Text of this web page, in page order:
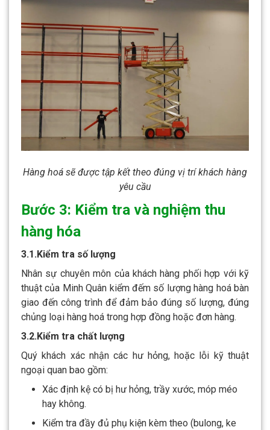
Hàng hoá sẽ được tập kết theo đúng vị trí khách hàng
yêu cầu
Bước 3: Kiểm tra và nghiệm thu
hàng hóa
3.1.Kiểm tra số lượng
Nhân sự chuyên môn của khách hàng phối hợp với kỹ
thuật của Minh Quân kiểm đếm số lượng hàng hoá bàn
giao đến công trình để đảm bảo đúng số lượng, đúng
chủng loại hàng hoá trong hợp đồng hoặc đơn hàng.
3.2.Kiểm tra chất lượng
Quý khách xác nhận các hư hỏng, hoặc lỗi kỹ thuật
ngoại quan bao gồm:
Xác định kệ có bị hư hỏng, trầy xước, móp méo
hay không.
Kiểm tra đầy đủ phụ kiện kèm theo (bulong, ke